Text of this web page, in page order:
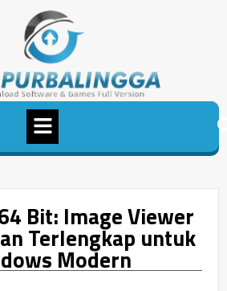
Bit: Image Viewer
Terlengkap untuk
Modern